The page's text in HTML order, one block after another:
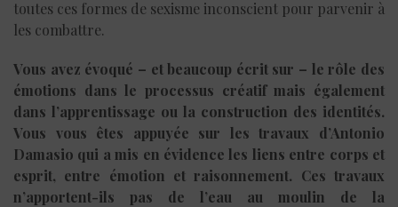
toutes ces formes de sexisme inconscient pour parvenir à
les combattre.
Vous avez évoqué – et beaucoup écrit sur – le rôle des
émotions dans le processus créatif mais également
dans l’apprentissage ou la construction des identités.
Vous vous êtes appuyée sur les travaux d’Antonio
Damasio qui a mis en évidence les liens entre corps et
esprit, entre émotion et raisonnement. Ces travaux
n’apportent-ils pas de l’eau au moulin de la